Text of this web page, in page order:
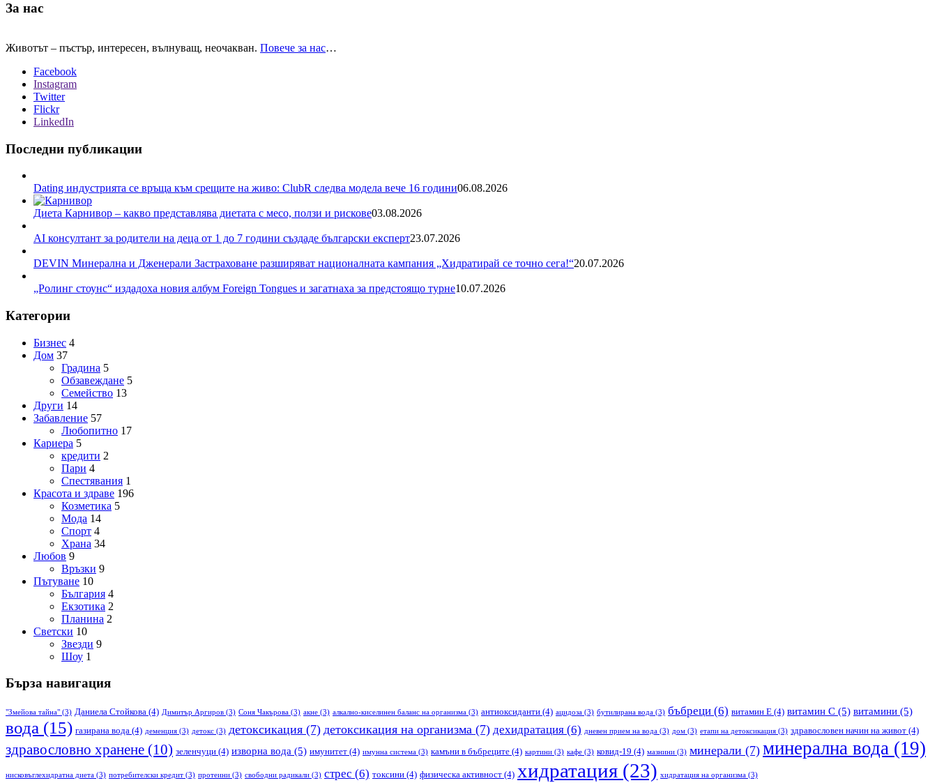
За нас
Животът – пъстър, интересен, вълнуващ, неочакван. Повече за нас…
Facebook
Instagram
Twitter
Flickr
LinkedIn
Последни публикации
Dating индустрията се връща към срещите на живо: ClubR следва модела вече 16 години06.08.2026
Диета Карнивор – какво представлява диетата с месо, ползи и рискове03.08.2026
AI консултант за родители на деца от 1 до 7 години създаде български експерт23.07.2026
DEVIN Минерална и Дженерали Застраховане разширяват националната кампания „Хидратирай се точно сега!“20.07.2026
„Ролинг стоунс“ издадоха новия албум Foreign Tongues и загатнаха за предстоящо турне10.07.2026
Категории
Бизнес 4
Дом 37
Градина 5
Обзавеждане 5
Семейство 13
Други 14
Забавление 57
Любопитно 17
Кариера 5
кредити 2
Пари 4
Спестявания 1
Красота и здраве 196
Козметика 5
Мода 14
Спорт 4
Храна 34
Любов 9
Връзки 9
Пътуване 10
България 4
Екзотика 2
Планина 2
Светски 10
Звезди 9
Шоу 1
Бърза навигация
"Змейова тайна" (3) Даниела Стойкова (4) Димитър Аргиров (3) Соня Чакърова (3) акне (3) алкално-киселинен баланс на организма (3) антиоксиданти (4) ацидоза (3) бутилирана вода (3) бъбреци (6) витамин Е (4) витамин С (5) витамини (5)
вода (15) газирана вода (4) деменция (3) детокс (3) детоксикация (7) детоксикация на организма (7) дехидратация (6) дневен прием на вода (3) дом (3) етапи на детоксикация (3) здравословен начин на живот (4)
здравословно хранене (10) зеленчуци (4) изворна вода (5) имунитет (4) имунна система (3) камъни в бъбреците (4) картини (3) кафе (3) ковид-19 (4) мазнини (3) минерали (7) минерална вода (19)
нисковъглехидратна диета (3) потребителски кредит (3) протеини (3) свободни радикали (3) стрес (6) токсини (4) физическа активност (4) хидратация (23) хидратация на организма (3)